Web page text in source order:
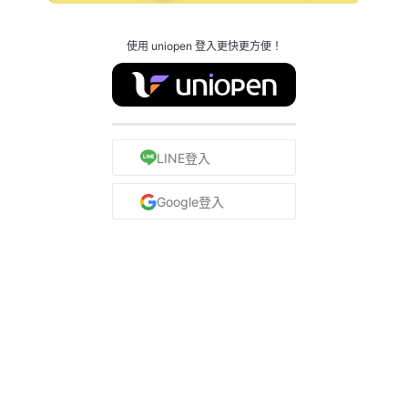
使用 uniopen 登入更快更方便！
LINE登入
Google登入